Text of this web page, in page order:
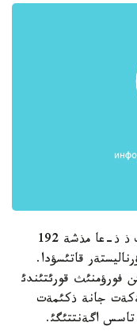
بذل فورؤمدارعا 15 مئثعا جؤئق ادام - ب ذ ذ-عا مذشة 192
قاتئسؤدا.
وتةتئن فورؤمنئث قورئتئندئ
مةملةكةت جانة ذكئمةت
تاسس اگةنتتئگئ.